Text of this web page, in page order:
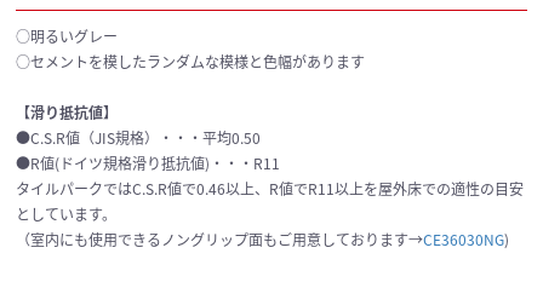
○明るいグレー
○セメントを模したランダムな模様と色幅があります
【滑り抵抗値】
●C.S.R値（JIS規格）・・・平均0.50
●R値(ドイツ規格滑り抵抗値)・・・R11
タイルパークではC.S.R値で0.46以上、R値でR11以上を屋外床での適性の目安
としています。
（室内にも使用できるノングリップ面もご用意しております→CE36030NG)